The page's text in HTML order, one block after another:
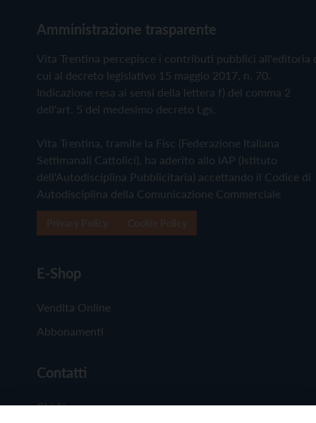
Amministrazione trasparente
Vita Trentina percepisce i contributi pubblici all'editoria
cui al decreto legislativo 15 maggio 2017, n. 70.
Indicazione resa ai sensi della lettera f) del comma 2
dell'art. 5 del medesimo decreto Lgs.
Vita Trentina, tramite la Fisc (Federazione Italiana
Settimanali Cattolici), ha aderito allo IAP (Istituto
dell'Autodisciplina Pubblicitaria) accettando il Codice di
Autodisciplina della Comunicazione Commerciale
E-Shop
Vendita Online
Abbonamenti
Contatti
Chi Siamo